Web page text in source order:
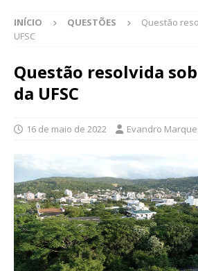
INÍCIO QUESTÕES
Questão
UFSC
Questão resolvida
da UFSC
16 de maio de 2022 Evandro